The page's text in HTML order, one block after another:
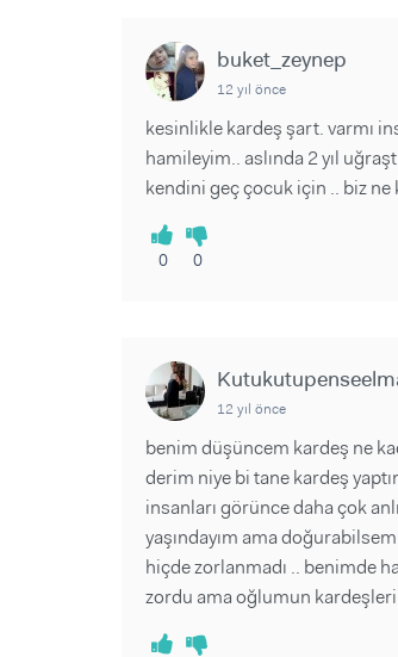
buket_zeynep
12 yıl önce
kesinlikle kardeş şart. varmı
hamileyim.. aslında 2 yıl
kendini geç çocuk için .. biz ne
0 0
12 yıl önce
benim düşüncem kardeş ne
derim niye bi tane kardeş
insanları görünce daha çok
yaşındayım ama
hiçde zorlanmadı .. benimde
zordu ama oğlumun